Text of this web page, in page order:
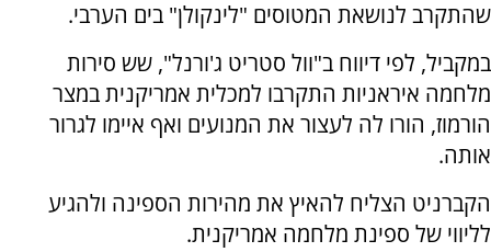
שהתקרב לנושאת המטוסים "לינקולן" בים הערבי.
במקביל, לפי דיווח ב"וול סטריט ג'ורנל", שש סירות
מלחמה איראניות התקרבו למכלית אמריקנית במצר
הורמוז, הורו לה לעצור את המנועים ואף איימו לגרור
אותה.
הקברניט הצליח להאיץ את מהירות הספינה ולהגיע
לליווי של ספינת מלחמה אמריקנית.